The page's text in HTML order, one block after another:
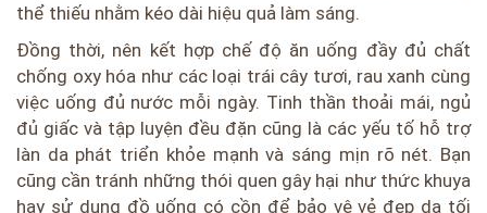
thể thiếu nhằm kéo dài hiệu quả làm sáng.
Đồng thời, nên kết hợp chế độ ăn uống đầy đủ chất
chống oxy hóa như các loại trái cây tươi, rau xanh cùng
việc uống đủ nước mỗi ngày. Tinh thần thoải mái, ngủ
đủ giấc và tập luyện đều đặn cũng là các yếu tố hỗ trợ
làn da phát triển khỏe mạnh và sáng mịn rõ nét. Bạn
cũng cần tránh những thói quen gây hại như thức khuya
hay sử dụng đồ uống có cồn để bảo vệ vẻ đẹp da tối